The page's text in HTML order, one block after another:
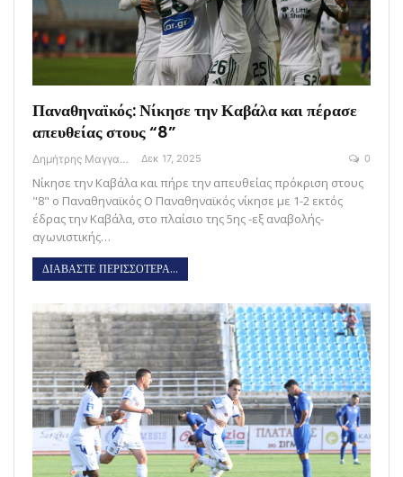
Παναθηναϊκός: Νίκησε την Καβάλα και πέρασε
απευθείας στους “8”
Δημήτρης Μαγγανάρης Δεκ 17, 2025 0
Νίκησε την Καβάλα και πήρε την απευθείας πρόκριση στους
"8" ο Παναθηναϊκός O Παναθηναϊκός νίκησε με 1-2 εκτός
έδρας την Καβάλα, στο πλαίσιο της 5ης -εξ αναβολής-
αγωνιστικής…
ΔΙΑΒΑΣΤΕ ΠΕΡΙΣΣΟΤΕΡΑ...